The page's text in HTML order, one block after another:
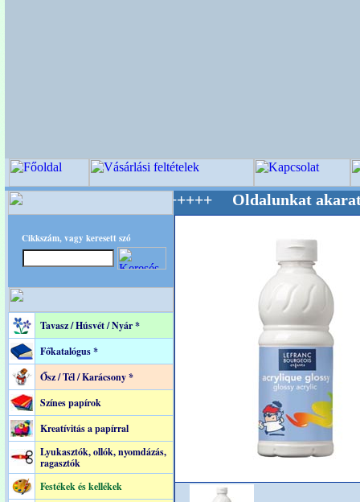
Cikkszám, vagy keresett szó
Tavasz / Húsvét / Nyár *
Főkatalógus *
Ősz / Tél / Karácsony *
Színes papírok
Kreatívitás a papírral
Lyukasztók, ollók, nyomdázás,
ragasztók
Festékek és kellékek
Mestere! +++++++ Oldalunkat akarattal